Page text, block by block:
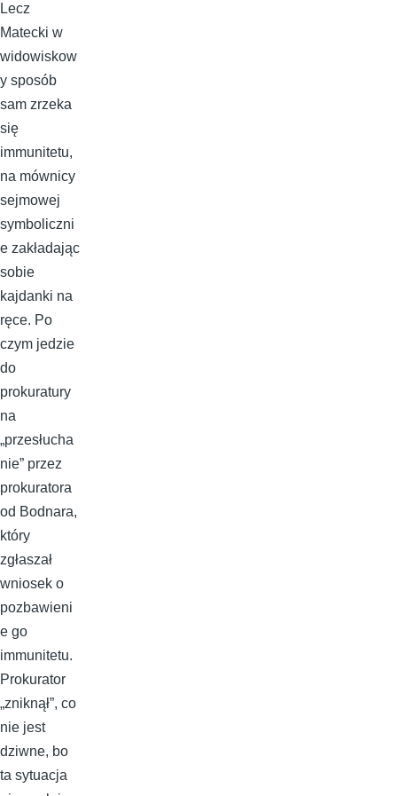
Lecz
Matecki w
widowiskow
y sposób
sam zrzeka
się
immunitetu,
na mównicy
sejmowej
symboliczni
e zakładając
sobie
kajdanki na
ręce. Po
czym jedzie
do
prokuratury
na
„przesłucha
nie” przez
prokuratora
od Bodnara,
który
zgłaszał
wniosek o
pozbawieni
e go
immunitetu.
Prokurator
„zniknął”, co
nie jest
dziwne, bo
ta sytuacja